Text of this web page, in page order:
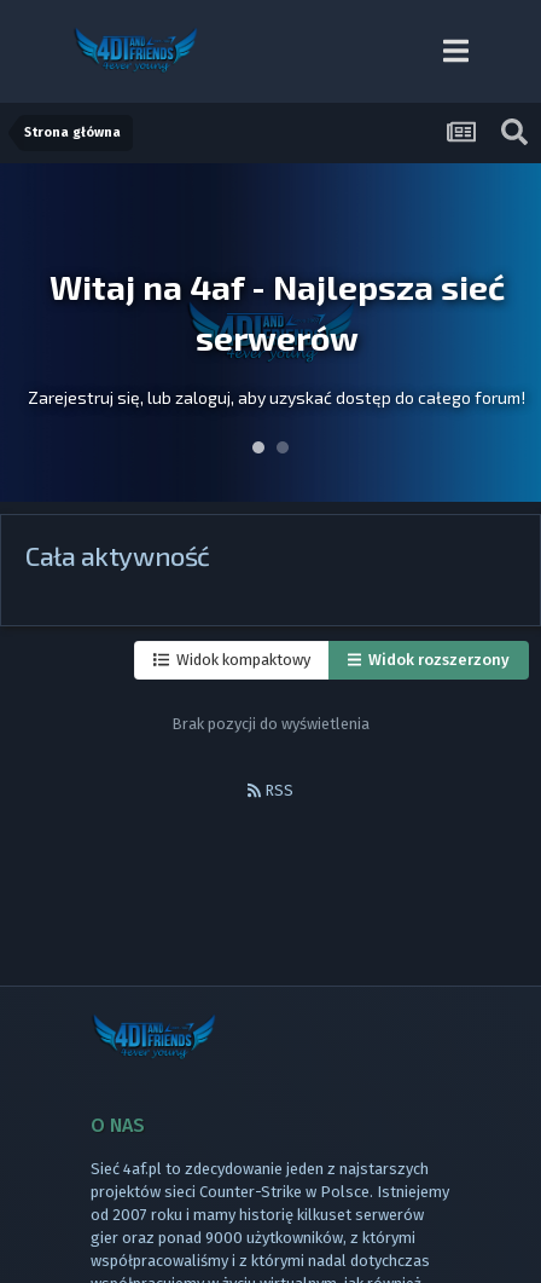
Strona główna
Witaj na 4af - Najlepsza sieć
serwerów
Zarejestruj się, lub zaloguj, aby uzyskać dostęp do całego forum!
Cała aktywność
Widok kompaktowy Widok rozszerzony
Brak pozycji do wyświetlenia
RSS
O NAS
Sieć 4af.pl to zdecydowanie jeden z najstarszych
projektów sieci Counter-Strike w Polsce. Istniejemy
od 2007 roku i mamy historię kilkuset serwerów
gier oraz ponad 9000 użytkowników, z którymi
współpracowaliśmy i z którymi nadal dotychczas